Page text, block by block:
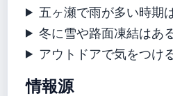
五ヶ瀬で雨が多い時期
冬に雪や路面凍結はあ
アウトドアで気をつけ
情報源